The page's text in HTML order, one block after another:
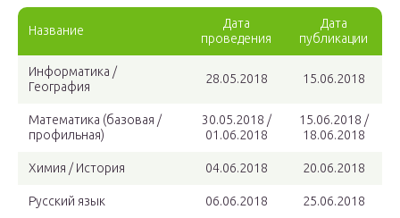
Название
Дата
проведения
Дата
публикации
Информатика /
География
28.05.2018 15.06.2018
Математика (базовая /
профильная)
30.05.2018 /
01.06.2018
15.06.2018 /
18.06.2018
Химия / История 04.06.2018 20.06.2018
Русский язык 06.06.2018 25.06.2018